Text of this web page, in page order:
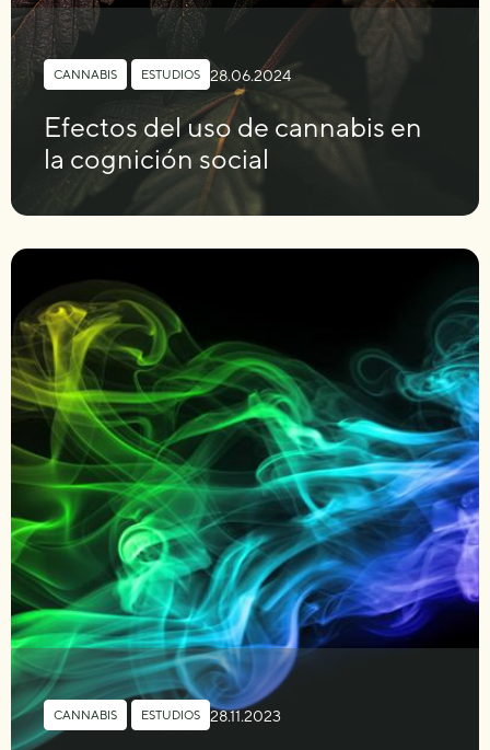
CANNABIS ESTUDIOS 28.06.2024
Efectos del uso de cannabis en
la cognición social
CANNABIS ESTUDIOS 28.11.2023